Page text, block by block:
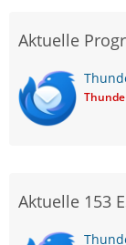
Aktuelle
Aktuelle 153